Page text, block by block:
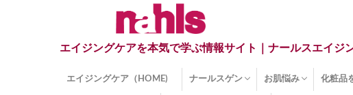
エイジングケアを本気で学ぶ情報サイト｜ナールスエイジ
エイジングケア（HOME) ナールスゲン お肌悩み 化粧品